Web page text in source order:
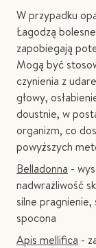
W przypadku
Łagodzą
zapobiegają
Mogą być
czynienia z
głowy,
doustnie, w
organizm, co
powyższych
Belladonna -
nadwrażliwość
silne
spocona
Apis mellifica -